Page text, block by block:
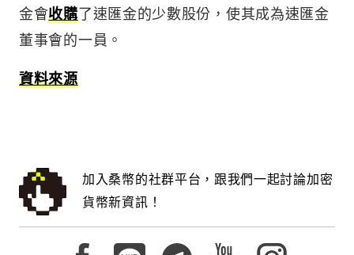
金會收購了速匯金的少數股份，使其成為速匯金
董事會的一員。
資料來源
加入桑幣的社群平台，跟我們一起討論加密
貨幣新資訊！